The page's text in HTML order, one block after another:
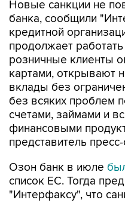
кредитной
продолжает
розничные клиенты
картами, открывают
вклады без
без всяких проблем
счетами, займами и
финансовыми
представитель
Озон банк в июле
"Интерфаксу", что
распространяются
группы Ozon, а сам